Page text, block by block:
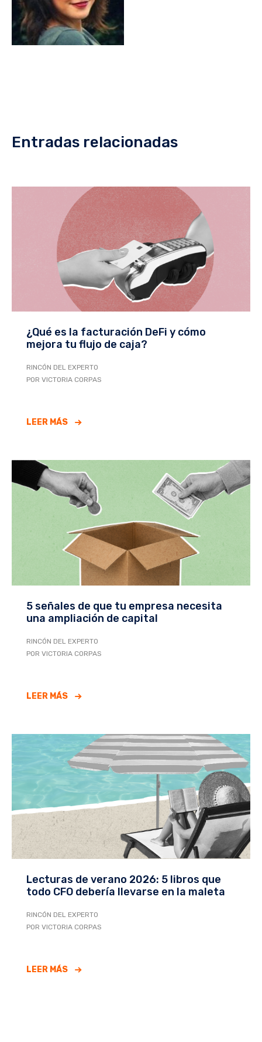
Entradas relacionadas
¿Qué es la facturación DeFi y cómo
mejora tu flujo de caja?
RINCÓN DEL EXPERTO
POR VICTORIA CORPAS
LEER MÁS
5 señales de que tu empresa necesita
una ampliación de capital
RINCÓN DEL EXPERTO
POR VICTORIA CORPAS
LEER MÁS
Lecturas de verano 2026: 5 libros que
todo CFO debería llevarse en la maleta
RINCÓN DEL EXPERTO
POR VICTORIA CORPAS
LEER MÁS